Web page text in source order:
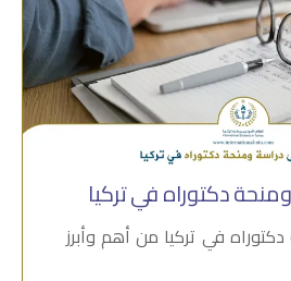
دكتوراه في تركيا
في تركيا من أهم وأبرز